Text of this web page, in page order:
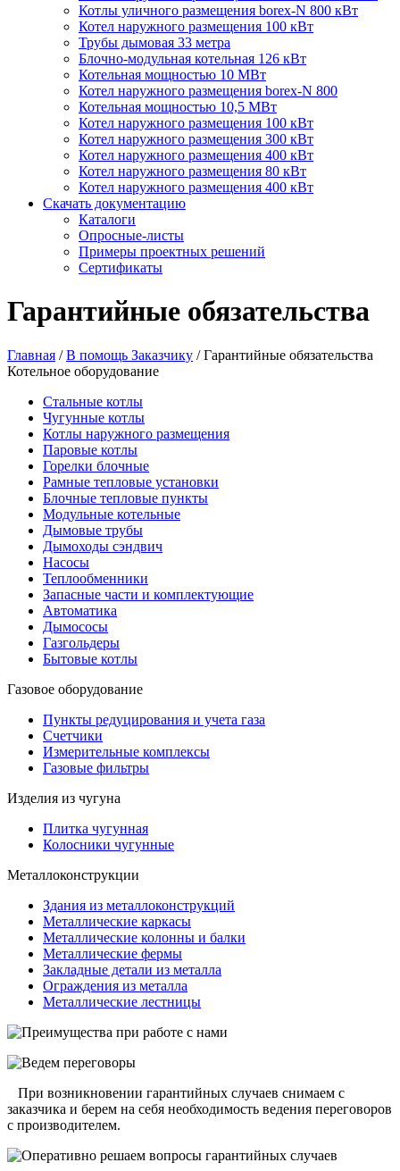
Котлы уличного размещения borex-N 800 кВт
Котел наружного размещения 100 кВт
Трубы дымовая 33 метра
Блочно-модульная котельная 126 кВт
Котельная мощностью 10 МВт
Котел наружного размещения borex-N 800
Котельная мощностью 10,5 МВт
Котел наружного размещения 100 кВт
Котел наружного размещения 300 кВт
Котел наружного размещения 400 кВт
Котел наружного размещения 80 кВт
Котел наружного размещения 400 кВт
Скачать документацию
Каталоги
Опросные-листы
Примеры проектных решений
Сертификаты
Гарантийные обязательства
Главная /В помощь Заказчику /Гарантийные обязательства
Котельное оборудование
Стальные котлы
Чугунные котлы
Котлы наружного размещения
Паровые котлы
Горелки блочные
Рамные тепловые установки
Блочные тепловые пункты
Модульные котельные
Дымовые трубы
Дымоходы сэндвич
Насосы
Теплообменники
Запасные части и комплектующие
Автоматика
Дымососы
Газгольдеры
Бытовые котлы
Газовое оборудование
Пункты редуцирования и учета газа
Счетчики
Измерительные комплексы
Газовые фильтры
Изделия из чугуна
Плитка чугунная
Колосники чугунные
Металлоконструкции
Здания из металлоконструкций
Металлические каркасы
Металлические колонны и балки
Металлические фермы
Закладные детали из металла
Ограждения из металла
Металлические лестницы
При возникновении гарантийных случаев снимаем с
заказчика и берем на себя необходимость ведения переговоров
с производителем.